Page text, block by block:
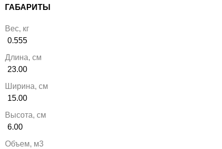
ГАБАРИТЫ
Вес, кг
0.555
Длина, см
23.00
Ширина, см
15.00
Высота, см
6.00
Объем, м3